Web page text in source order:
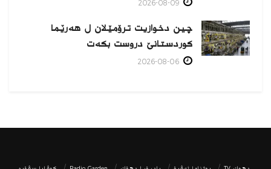
چین دخوازیت ترۆمێلان ل هەرێما
كوردستانێ دروست بكەت